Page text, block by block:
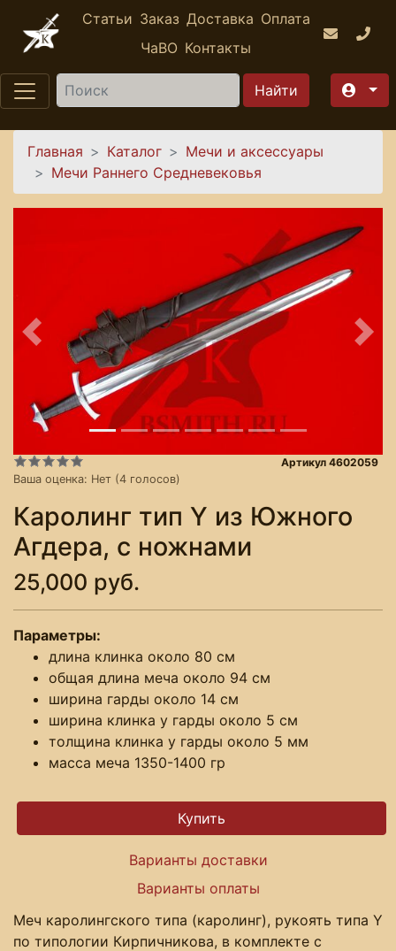
Перейти к основному содержанию
Статьи Заказ Доставка Оплата
ЧаВО Контакты
Найти
Вы здесь
Главная Каталог
Мечи и аксессуары
Мечи Раннего Средневековья
Предыдущее
Ваша оценка: Нет (4 голосов)
Артикул 4602059
Каролинг тип Y из Южного
Агдера, с ножнами
25,000 руб.
Параметры:
длина клинка около 80 см
общая длина меча около 94 см
ширина гарды около 14 см
ширина клинка у гарды около 5 см
толщина клинка у гарды около 5 мм
масса меча 1350-1400 гр
Варианты доставки
Варианты оплаты
Меч каролингского типа (каролинг), рукоять типа Y
по типологии Кирпичникова, в комплекте с